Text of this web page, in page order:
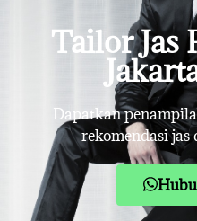
Tailor Jas
Dapatkan
rekomendasi